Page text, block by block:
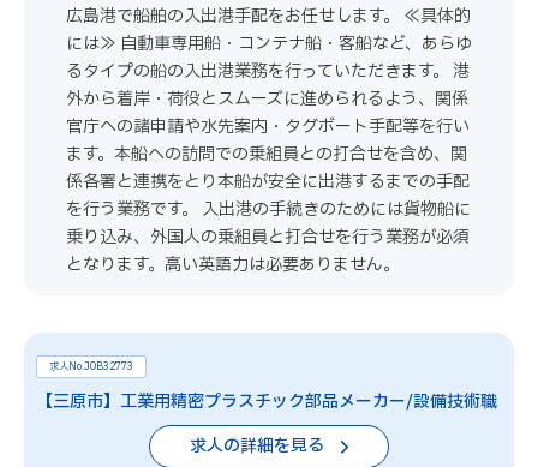
広島港で船舶の入出港手配をお任せします。 ≪具体的
には≫ 自動車専用船・コンテナ船・客船など、あらゆ
るタイプの船の入出港業務を行っていただきます。 港
外から着岸・荷役とスムーズに進められるよう、関係
官庁への諸申請や水先案内・タグボート手配等を行い
ます。本船への訪問での乗組員との打合せを含め、関
係各署と連携をとり本船が安全に出港するまでの手配
を行う業務です。 入出港の手続きのためには貨物船に
乗り込み、外国人の乗組員と打合せを行う業務が必須
となります。高い英語力は必要ありません。
求人No.JOB32773
【三原市】工業用精密プラスチック部品メーカー/設備技術職
求人の詳細を見る